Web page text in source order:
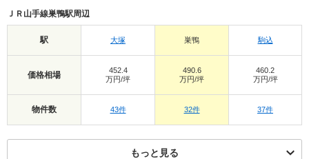
ＪＲ山手線巣鴨駅周辺
駅 大塚 巣鴨 駒込
価格相場
452.4
万円/坪
490.6
万円/坪
460.2
万円/坪
物件数 43件 32件 37件
もっと見る